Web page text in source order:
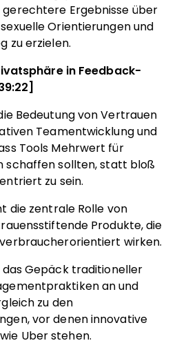
gerechtere Ergebnisse über
Orientierungen und
zu erzielen.
in Feedback-
Bedeutung von Vertrauen
Teamentwicklung und
Tools Mehrwert für
schaffen sollten, statt bloß
zu sein.
die zentrale Rolle von
Produkte, die
wirken.
das Gepäck traditioneller
an und
zu den
vor denen innovative
Uber stehen.